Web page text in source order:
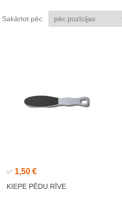
Sakārtot pēc
✅ 1,50 €
KIEPE PĒDU RĪVE